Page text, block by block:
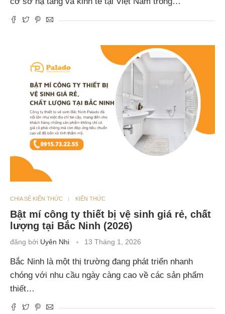
CHIA SẺ KIẾN THỨC KIẾN THỨC
Bật mí công ty thiết bị vệ sinh giá rẻ, chất
lượng tại Bắc Ninh (2026)
đăng bởi Uyên Nhi 13 Tháng 1, 2026
Bắc Ninh là một thị trường đang phát triển nhanh
chóng với nhu cầu ngày càng cao về các sản phẩm
thiết…